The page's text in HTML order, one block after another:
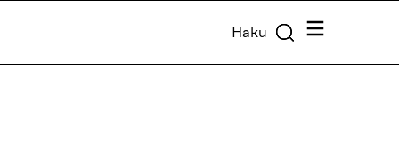
Haku Valikko